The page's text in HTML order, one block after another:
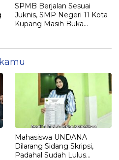
Terpenuhi
SPMB Berjalan Sesuai
Juknis, SMP Negeri 11 Kota
Kupang Masih Buka
Mahasiswa UNDANA
Dilarang Sidang Skripsi,
Padahal Sudah Lulus